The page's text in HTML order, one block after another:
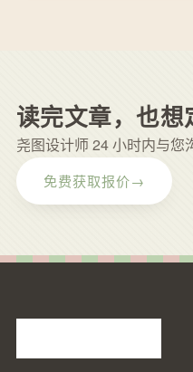
读完文章，也想
尧图设计师 24 小时内与您
免费获取报价→